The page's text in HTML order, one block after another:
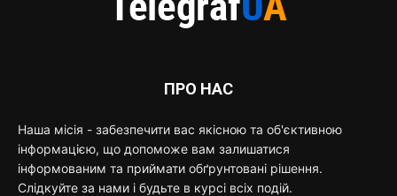
ПРО НАС
Наша місія - забезпечити вас якісною та об'єктивною
інформацією, що допоможе вам залишатися
інформованим та приймати обґрунтовані рішення.
Слідкуйте за нами і будьте в курсі всіх подій.